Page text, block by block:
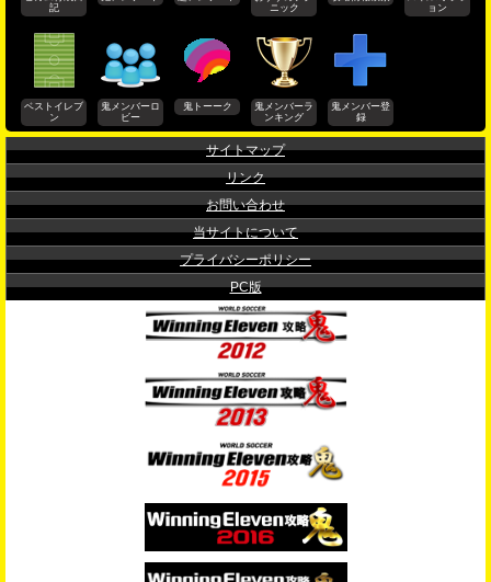
記
ニック
ョン
ベストイレブ
ン
鬼メンバーロ
ビー
鬼トーーク
鬼メンバーラ
ンキング
鬼メンバー登
録
サイトマップ
リンク
お問い合わせ
当サイトについて
プライバシーポリシー
PC版